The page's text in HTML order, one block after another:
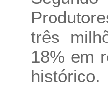
três
18% em
histórico.